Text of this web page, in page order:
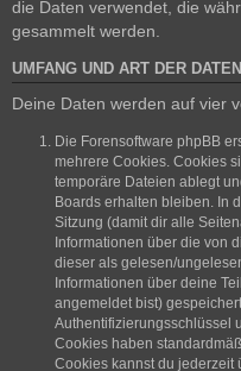
die Daten verwendet, die
gesammelt werden.
UMFANG UND ART DER
Deine Daten werden auf vier
Die Forensoftware phpBB
mehrere Cookies. Cookies
temporäre Dateien ablegt
Boards erhalten bleiben. In
Sitzung (damit dir alle
Informationen über die von
dieser als gelesen/
Informationen über deine
angemeldet bist)
Authentifizierungsschlüssel
Cookies haben
Cookies kannst du jederzeit